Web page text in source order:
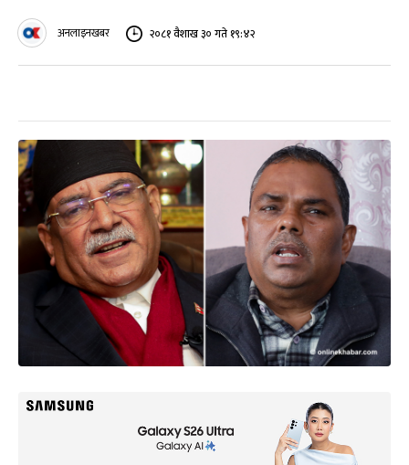
अनलाइनखबर २०८१ वैशाख ३० गते १९:४२